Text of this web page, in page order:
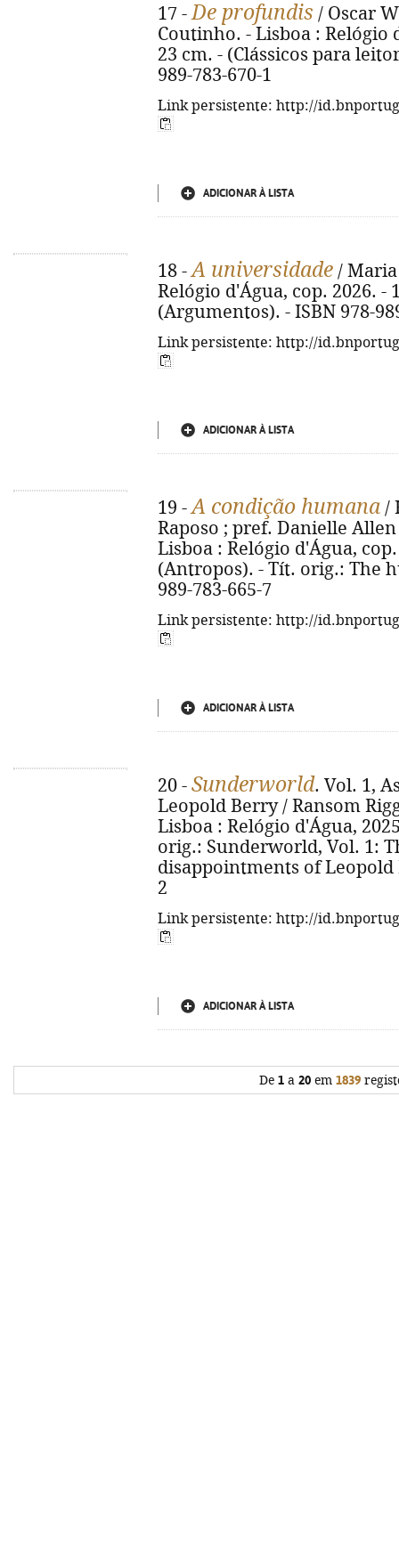
17 -De profundis / Oscar
Coutinho. - Lisboa : Relógio
23 cm. - (Clássicos para
989-783-670-1
Link persistente: http://
ADICIONAR À LISTA
18 -A universidade /
Relógio d'Água, cop. 2026. -
(Argumentos). - ISBN 978-
Link persistente: http://
ADICIONAR À LISTA
19 -A condição humana /
Raposo ; pref. Danielle
Lisboa : Relógio d'Água,
(Antropos). - Tít. orig.: The
989-783-665-7
Link persistente: http://
ADICIONAR À LISTA
20 - Sunderworld. Vol. 1,
Leopold Berry / Ransom
Lisboa : Relógio d'Água,
orig.: Sunderworld, Vol. 1:
disappointments of Leopold
2
Link persistente: http://
ADICIONAR À LISTA
De 1a 20em 1839